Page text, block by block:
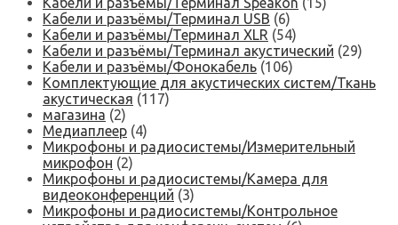
Кабели и разъёмы/Терминал USB (6)
Кабели и разъёмы/Терминал XLR (54)
Кабели и разъёмы/Терминал акустический (29)
Кабели и разъёмы/Фонокабель (106)
Комплектующие для акустических систем/Ткань
акустическая (117)
магазина (2)
Медиаплеер (4)
Микрофоны и радиосистемы/Измерительный
микрофон (2)
Микрофоны и радиосистемы/Камера для
видеоконференций (3)
Микрофоны и радиосистемы/Контрольное